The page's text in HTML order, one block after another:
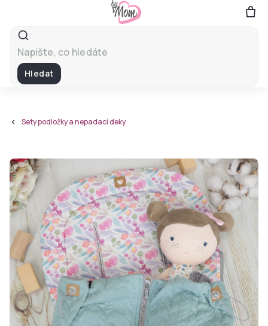
obsah
Hledat
Sety podložky a nepadací deky